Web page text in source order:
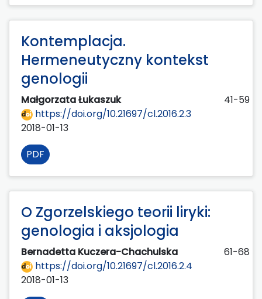
Kontemplacja.
Hermeneutyczny kontekst
genologii
Małgorzata Łukaszuk
41-59
https://doi.org/10.21697/cl.2016.2.3
2018-01-13
PDF
O Zgorzelskiego teorii liryki:
genologia i aksjologia
Bernadetta Kuczera-Chachulska
61-68
https://doi.org/10.21697/cl.2016.2.4
2018-01-13